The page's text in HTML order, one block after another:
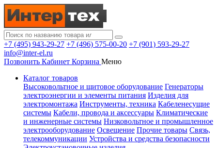
+7 (495) 943-29-27 +7 (496) 575-00-20 +7 (901) 593-29-27
info@inter-el.ru
Позвонить Кабинет Корзина Меню
Каталог товаров
Высоковольтное и щитовое оборудование Генераторы
электроэнергии и элементы питания Изделия для
электромонтажа Инструменты, техника Кабеленесущие
системы Кабели, провода и аксессуары Климатические
и инженерные системы Низковольтное и промышленное
электрооборудование Освещение Прочие товары Связь,
телекоммуникации Устройства и средства безопасности